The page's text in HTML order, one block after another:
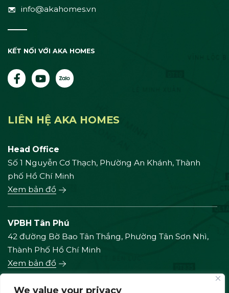
We value your privacy
info@akahomes.vn
KẾT NỐI VỚI AKA HOMES
LIÊN HỆ AKA HOMES
Head Office
Số 1 Nguyễn Cơ Thạch, Phường An Khánh, Thành
phố Hồ Chí Minh
Xem bản đồ
VPBH Tân Phú
42 đường Bờ Bao Tân Thắng, Phường Tân Sơn Nhì,
Thành Phố Hồ Chí Minh
Xem bản đồ